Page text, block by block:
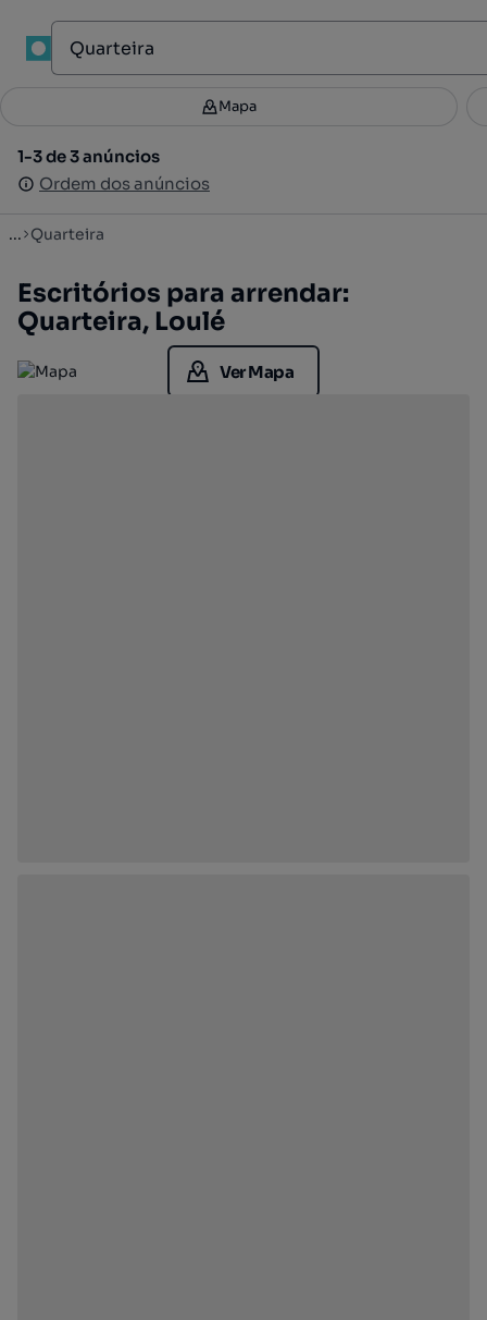
Filtros 4
1-3 de 3 anúncios
Ordem dos anúncios
Mapa
1-3 de 3 anúncios
Ordem dos anúncios
... Quarteira
Escritórios para arrendar:
Quarteira, Loulé
Ver Mapa